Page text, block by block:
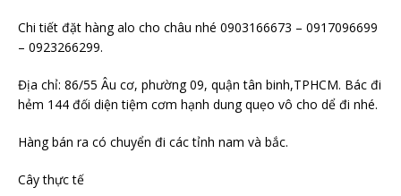
Chi tiết đặt hàng alo cho châu nhé 0903166673 – 0917096699
– 0923266299.
Địa chỉ: 86/55 Âu cơ, phường 09, quận tân binh,TPHCM. Bác đi
hẻm 144 đối diện tiệm cơm hạnh dung quẹo vô cho dể đi nhé.
Hàng bán ra có chuyển đi các tỉnh nam và bắc.
Cây thực tế